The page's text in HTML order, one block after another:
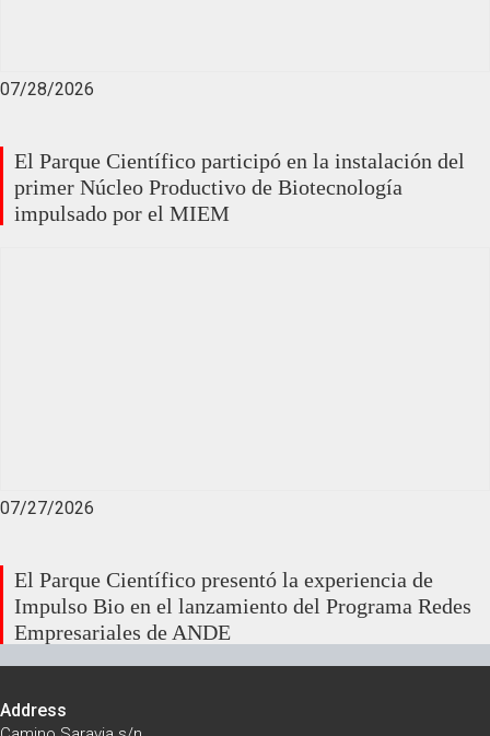
07/28/2026
El Parque Científico participó en la instalación del
primer Núcleo Productivo de Biotecnología
impulsado por el MIEM
07/27/2026
El Parque Científico presentó la experiencia de
Impulso Bio en el lanzamiento del Programa Redes
Empresariales de ANDE
Address